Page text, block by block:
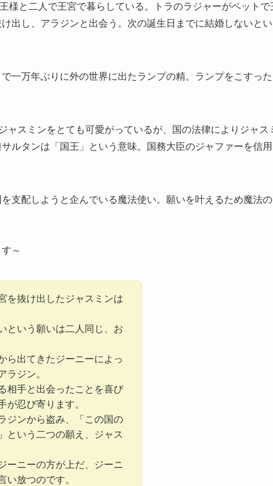
様と二人で王宮で暮らしている。トラのラジャーがペットで
出し、アラジンと出会う。次の誕生日までに結婚しないとい
一万年ぶりに外の世界に出たランプの精。ランプをこすった
ャスミンをとても可愛がっているが、国の法律によりジャス
ルタンは「国王」という意味。国務大臣のジャファーを信用
支配しようと企んでいる魔法使い。願いを叶えるため魔法の
～
を抜け出したジャスミンは
という願いは二人同じ、お
ら出てきたジーニーによっ
ラジン。
相手と出会ったことを喜び
が忍び寄ります。
ジンから盗み、「この国の
という二つの願え、ジャス
ーニーの方が上だ、ジーニ
い放つのです。